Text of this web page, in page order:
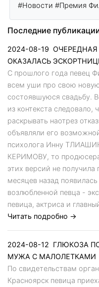
#Новости #Премия
Последние
2024-08-19 ОЧЕРЕДНАЯ
ОКАЗАЛАСЬ
С прошлого года певец
всем уши про свою
состоявшуюся свадьбу.
из контекста
раскрывать наотрез
объявляли его
психолога Инну
КЕРИМОВУ, то
этих версий не
месяцев назад
возлюбленной певца -
певица, актриса и
Читать подробно →
2024-08-12 ГЛЮКОЗА
МУЖА С МАЛОЛЕТКАМИ
По свидетельствам
Красноярск певица